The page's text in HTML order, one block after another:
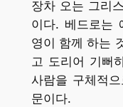
장차 오는 그리
이다. 베드로는
영이 함께 하는
고 도리어 기뻐
사람을 구체적
문이다.